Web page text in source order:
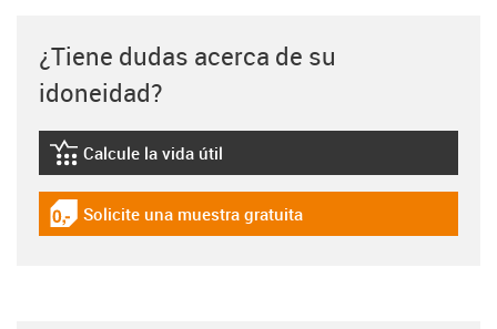
¿Tiene dudas acerca de su
idoneidad?
igus-icon-lebensdauerrechner
Calcule la vida útil
igus-icon-gratismuster
Solicite una muestra gratuita